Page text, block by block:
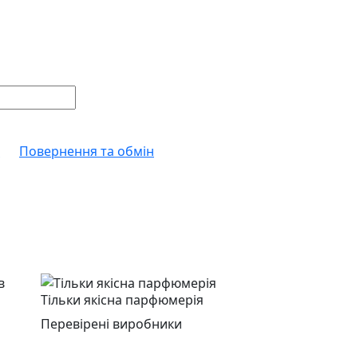
Повернення та обмін
Тільки якісна парфюмерія
Перевірені виробники